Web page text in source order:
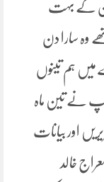
ان کے بہت
وہ سارا دن
میں ہم تینوں
آپ نے تین ماہ
اور بیانات
خالد